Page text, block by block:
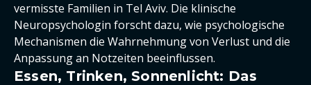
vermisste Familien in Tel Aviv. Die klinische
Neuropsychologin forscht dazu, wie psychologische
Mechanismen die Wahrnehmung von Verlust und die
Anpassung an Notzeiten beeinflussen.
Essen, Trinken, Sonnenlicht: Das